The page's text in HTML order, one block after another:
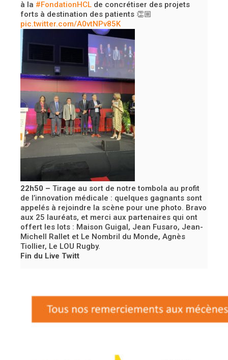
à la #FondationHCL de concrétiser des projets
forts à destination des patients 👏🏼
pic.twitter.com/A0vtNPv85K
22h50 – Tirage au sort de notre tombola au profit
de l’innovation médicale : quelques gagnants sont
appelés à rejoindre la scène pour une photo. Bravo
aux 25 lauréats, et merci aux partenaires qui ont
offert les lots : Maison Guigal, Jean Fusaro, Jean-
Michell Rallet et Le Nombril du Monde, Agnès
Tiollier, Le LOU Rugby.
Fin du Live Twitt